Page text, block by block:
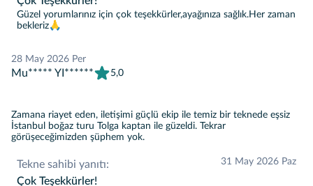
Güzel yorumlarınız için çok teşekkürler,ayağınıza sağlık.Her zaman
bekleriz🙏
Mu***** YI****** 5,0
28 May 2026 Per
Zamana riayet eden, iletişimi güçlü ekip ile temiz bir teknede eşsiz
İstanbul boğaz turu Tolga kaptan ile güzeldi. Tekrar
görüşeceğimizden şüphem yok.
Tekne sahibi yanıtı: 31 May 2026 Paz
Çok Teşekkürler!